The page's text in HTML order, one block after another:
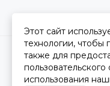
2026 ©
Этот сайт
технологии, чтобы
также для
использования